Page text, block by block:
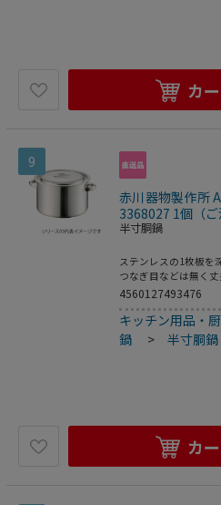
カ
9
赤川器物製作所
3368027 1個（ご
半寸胴鍋
ステンレスの1枚板を
つなぎ目などは無く
すい大きな取手。蓋
4560127493476
キッチン用品・
鍋
>半寸胴鍋
カ